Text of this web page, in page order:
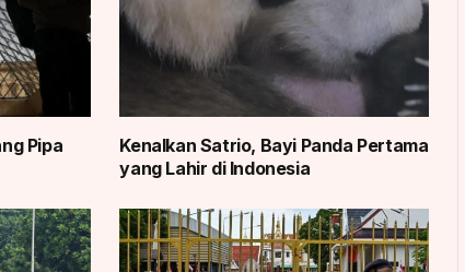
Pipa
Kenalkan Satrio, Bayi Panda Pertama
yang Lahir di Indonesia